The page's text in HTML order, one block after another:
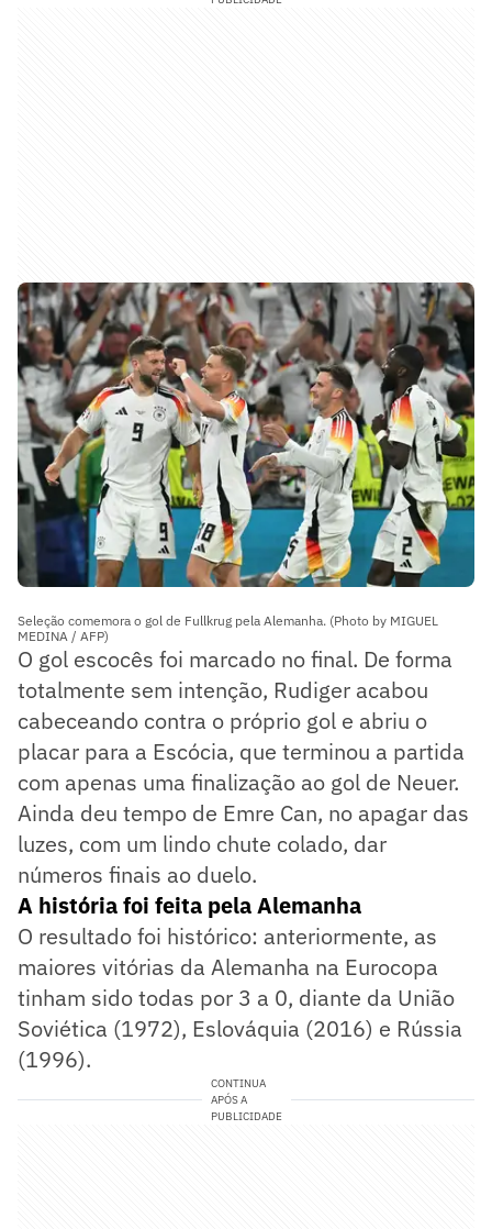
Seleção comemora o gol de Fullkrug pela Alemanha. (Photo by MIGUEL
MEDINA / AFP)
O gol escocês foi marcado no final. De forma
totalmente sem intenção, Rudiger acabou
cabeceando contra o próprio gol e abriu o
placar para a Escócia, que terminou a partida
com apenas uma finalização ao gol de Neuer.
Ainda deu tempo de Emre Can, no apagar das
luzes, com um lindo chute colado, dar
números finais ao duelo.
A história foi feita pela Alemanha
O resultado foi histórico: anteriormente, as
maiores vitórias da Alemanha na Eurocopa
tinham sido todas por 3 a 0, diante da União
Soviética (1972), Eslováquia (2016) e Rússia
(1996).
CONTINUA
APÓS A
PUBLICIDADE